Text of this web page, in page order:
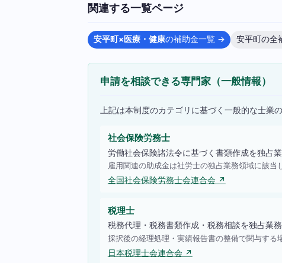
関連する一覧ページ
安平町×医療・健康の補助金一覧 → 安平町の全
申請を相談できる専門家（一般情報）
上記は本制度のカテゴリに基づく一般的な士業
社会保険労務士
労働社会保険諸法令に基づく書類作成を独占
雇用関連の助成金は社労士の独占業務領域に該当
全国社会保険労務士会連合会 ↗
税理士
税務代理・税務書類作成・税務相談を独占業
採択後の経理処理・実績報告書の整備で関与する
日本税理士会連合会 ↗